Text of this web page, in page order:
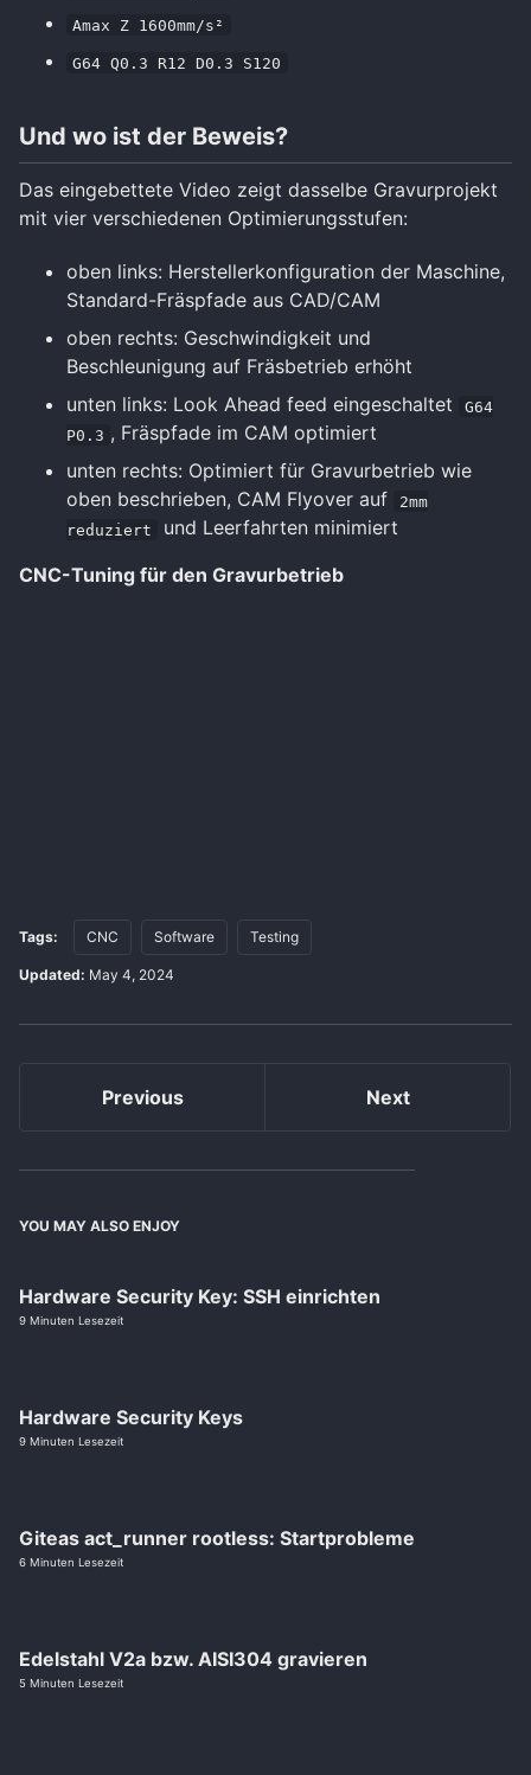
Amax Z 1600mm/s²
G64 Q0.3 R12 D0.3 S120
Und wo ist der Beweis?
Das eingebettete Video zeigt dasselbe Gravurprojekt
mit vier verschiedenen Optimierungsstufen:
oben links: Herstellerkonfiguration der Maschine,
Standard-Fräspfade aus CAD/CAM
oben rechts: Geschwindigkeit und
Beschleunigung auf Fräsbetrieb erhöht
unten links: Look Ahead feed eingeschaltet
G64
P0.3 , Fräspfade im CAM optimiert
unten rechts: Optimiert für Gravurbetrieb wie
oben beschrieben, CAM Flyover auf
2mm
reduziert
und Leerfahrten minimiert
CNC-Tuning für den Gravurbetrieb
Tags: CNC Software Testing
Updated: May 4, 2024
Previous Next
YOU MAY ALSO ENJOY
Hardware Security Key: SSH einrichten
9 Minuten Lesezeit
Hardware Security Keys
9 Minuten Lesezeit
Giteas act_runner rootless: Startprobleme
6 Minuten Lesezeit
Edelstahl V2a bzw. AISI304 gravieren
5 Minuten Lesezeit